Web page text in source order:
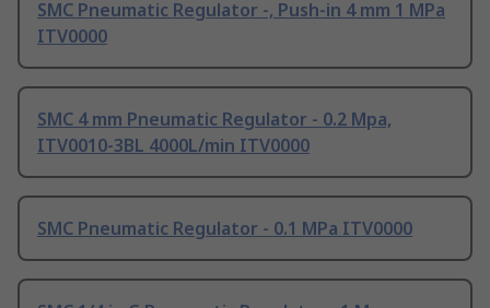
SMC Pneumatic Regulator -, Push-in 4 mm 1 MPa
ITV0000
SMC 4 mm Pneumatic Regulator - 0.2 Mpa,
ITV0010-3BL 4000L/min ITV0000
SMC Pneumatic Regulator - 0.1 MPa ITV0000